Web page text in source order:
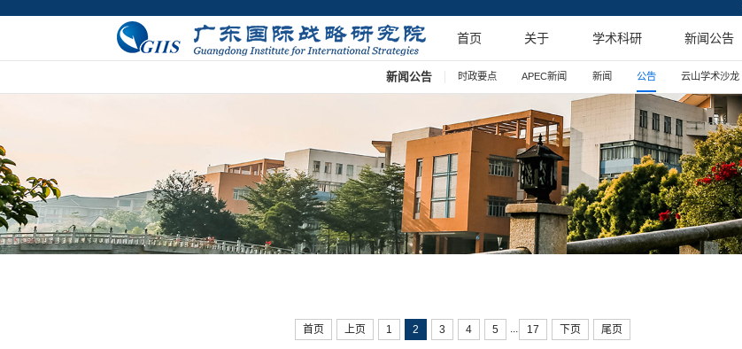
首页 关于 学术科研 新闻公告
新闻公告 时政要点 APEC新闻 新闻 公告 云山学术沙龙
首页 上页 1 2 3 4 5 ... 17 下页 尾页